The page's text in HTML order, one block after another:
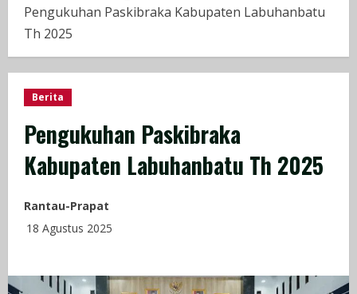
Pengukuhan Paskibraka Kabupaten Labuhanbatu
Th 2025
Berita
Pengukuhan Paskibraka
Kabupaten Labuhanbatu Th 2025
Rantau-Prapat
18 Agustus 2025